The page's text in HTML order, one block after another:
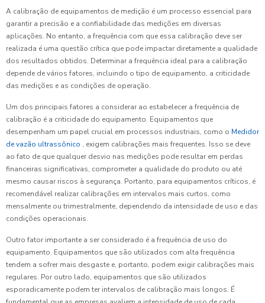
A calibração de equipamentos de medição é um processo essencial para
garantir a precisão e a confiabilidade das medições em diversas
aplicações. No entanto, a frequência com que essa calibração deve ser
realizada é uma questão crítica que pode impactar diretamente a qualidade
dos resultados obtidos. Determinar a frequência ideal para a calibração
depende de vários fatores, incluindo o tipo de equipamento, a criticidade
das medições e as condições de operação.
Um dos principais fatores a considerar ao estabelecer a frequência de
calibração é a criticidade do equipamento. Equipamentos que
desempenham um papel crucial em processos industriais, como o Medidor
de vazão ultrassônico , exigem calibrações mais frequentes. Isso se deve
ao fato de que qualquer desvio nas medições pode resultar em perdas
financeiras significativas, comprometer a qualidade do produto ou até
mesmo causar riscos à segurança. Portanto, para equipamentos críticos, é
recomendável realizar calibrações em intervalos mais curtos, como
mensalmente ou trimestralmente, dependendo da intensidade de uso e das
condições operacionais.
Outro fator importante a ser considerado é a frequência de uso do
equipamento. Equipamentos que são utilizados com alta frequência
tendem a sofrer mais desgaste e, portanto, podem exigir calibrações mais
regulares. Por outro lado, equipamentos que são utilizados
esporadicamente podem ter intervalos de calibração mais longos. É